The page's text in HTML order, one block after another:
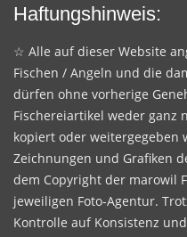
Haftungshinweis:
☆ Alle auf dieser Website
Fischen / Angeln und die
dürfen ohne vorherige
Fischereiartikel weder ganz
kopiert oder weitergegeben
Zeichnungen und Grafiken
dem Copyright der marowil
jeweiligen Foto-Agentur.
Kontrolle auf Konsistenz